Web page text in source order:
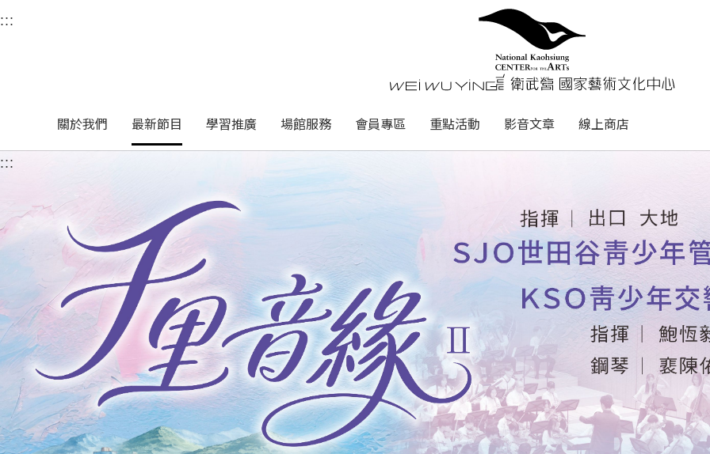
衛武營國家藝術文化中心
中央內容區塊，為本頁主要內容區。
::: 衛武營國家藝術文
關於我們 最新節目 學習推廣 場館服務 會員專區 重點活動 影音文章 線上商店
:::